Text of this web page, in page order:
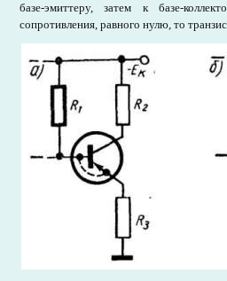
базе-эмиттеру, затем к базе-
сопротивления, равного нулю, то